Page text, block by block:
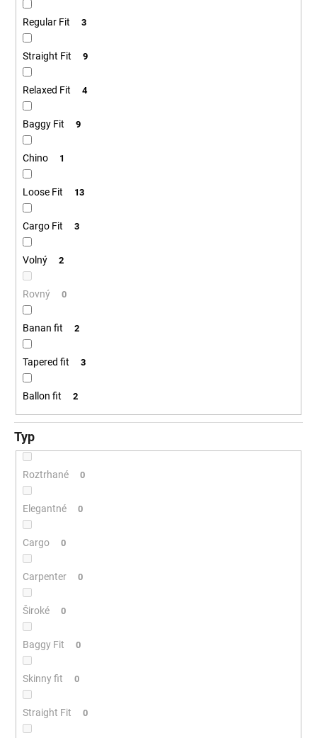
Regular Fit 3
Straight Fit 9
Relaxed Fit 4
Baggy Fit 9
Chino 1
Loose Fit 13
Cargo Fit 3
Volný 2
Rovný 0
Banan fit 2
Tapered fit 3
Ballon fit 2
Typ
Roztrhané 0
Elegantné 0
Cargo 0
Carpenter 0
Široké 0
Baggy Fit 0
Skinny fit 0
Straight Fit 0